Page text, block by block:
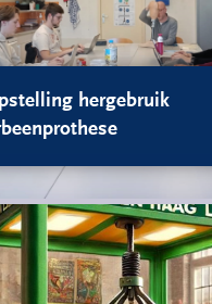
hergebruik